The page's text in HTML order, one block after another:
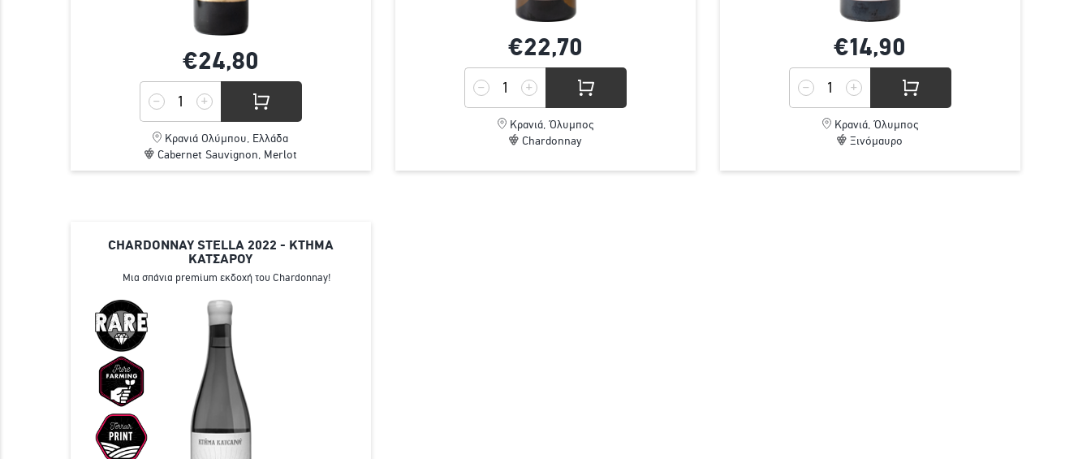
€24,80
Κρανιά Ολύμπου, Ελλάδα
Cabernet Sauvignon, Merlot
€22,70
Κρανιά, Όλυμπος
Chardonnay
€14,90
Κρανιά, Όλυμπος
Ξινόμαυρο
CHARDONNAY STELLA 2022 - ΚΤΗΜΑ
ΚΑΤΣΑΡΟΥ
Μια σπάνια premium εκδοχή του Chardonnay!